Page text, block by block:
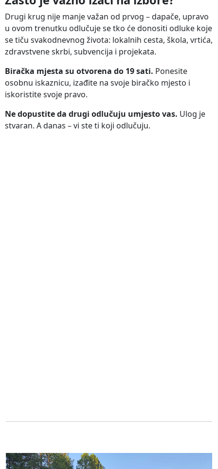
Drugi krug nije manje važan od prvog – dapače, upravo
u ovom trenutku odlučuje se tko će donositi odluke koje
se tiču svakodnevnog života: lokalnih cesta, škola, vrtića,
zdravstvene skrbi, subvencija i projekata.
Biračka mjesta su otvorena do 19 sati. Ponesite
osobnu iskaznicu, izađite na svoje biračko mjesto i
iskoristite svoje pravo.
Ne dopustite da drugi odlučuju umjesto vas. Ulog je
stvaran. A danas – vi ste ti koji odlučuju.